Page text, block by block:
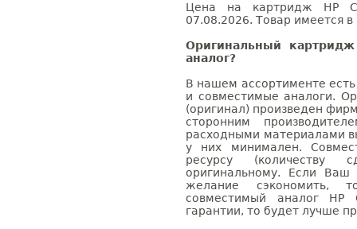
Цена на картридж HP
07.08.2026. Товар имеется в
Оригинальный
аналог?
В нашем ассортименте
и совместимые аналоги.
(оригинал) произведен
сторонним
расходными материалами
у них минимален.
ресурсу (количеству
оригинальному. Если
желание сэкономить,
совместимый аналог
гарантии, то будет лучше